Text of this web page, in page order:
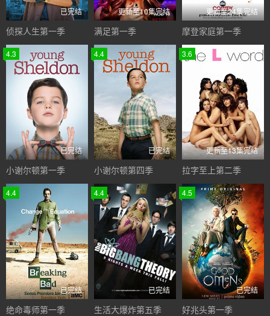
已完结
侦探人生第一季
更新至10集完结
满足第一季
更新至24集完结
摩登家庭第一季
4.3
已完结
小谢尔顿第一季
4.4
已完结
小谢尔顿第四季
3.6
更新至13集完结
拉字至上第二季
4.4
已完结
绝命毒师第一季
4.4
已完结
生活大爆炸第五季
4.5
已完结
好兆头第一季